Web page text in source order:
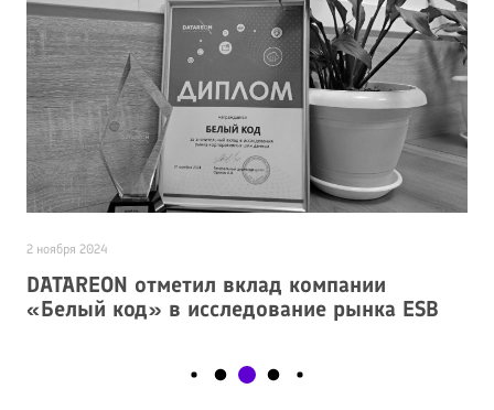
2 ноября 2024
DATAREON отметил вклад компании
«Белый код» в исследование рынка ESB